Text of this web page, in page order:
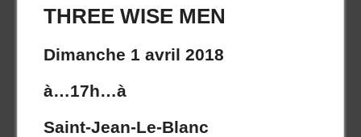
THREE WISE MEN
Dimanche 1 avril 2018
à…17h…à
Saint-Jean-Le-Blanc